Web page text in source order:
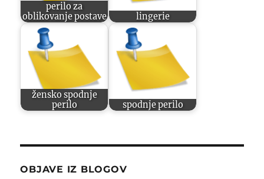
perilo za
oblikovanje postave
lingerie
žensko spodnje
perilo
spodnje perilo
OBJAVE IZ BLOGOV